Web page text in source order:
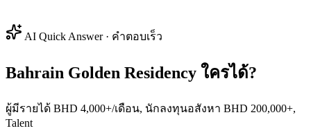
AI Quick Answer · คำตอบเร็ว
Bahrain Golden Residency ใครได้?
ผู้มีรายได้ BHD 4,000+/เดือน, นักลงทุนอสังหา BHD 200,000+,
Talent